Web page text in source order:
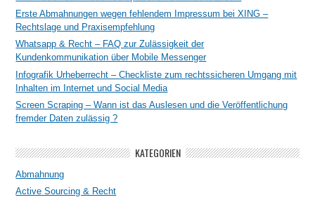
Erste Abmahnungen wegen fehlendem Impressum bei XING –
Rechtslage und Praxisempfehlung
Whatsapp & Recht – FAQ zur Zulässigkeit der
Kundenkommunikation über Mobile Messenger
Infografik Urheberrecht – Checkliste zum rechtssicheren Umgang mit
Inhalten im Internet und Social Media
Screen Scraping – Wann ist das Auslesen und die Veröffentlichung
fremder Daten zulässig ?
KATEGORIEN
Abmahnung
Active Sourcing & Recht